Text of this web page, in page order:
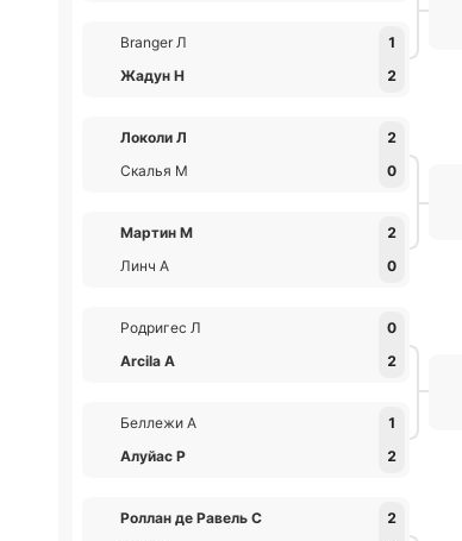
Branger Л
1
Жадун Н
2
Локоли Л
2
Скалья М
0
Мартин М
2
Линч А
0
Родригес Л
0
Arcila А
2
Беллежи А
1
Алуйас Р
2
Роллан де Равель С
2